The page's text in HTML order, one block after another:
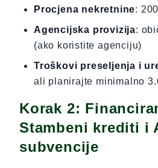
Procjena nekretnine:
Agencijska provizija:
(ako koristite agenciju)
Troškovi preseljenja i
ali planirajte minimalno
Korak 2:
Stambeni krediti i
subvencije